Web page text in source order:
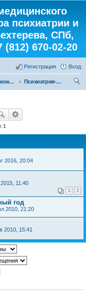
психиатрии и
СПб,
670-02-20
Вход
Регистрация
Учебная комната
Психиатрия-наркология
1
2016, 20:04
11:40
1 2
год
2010, 21:20
2010, 15:41